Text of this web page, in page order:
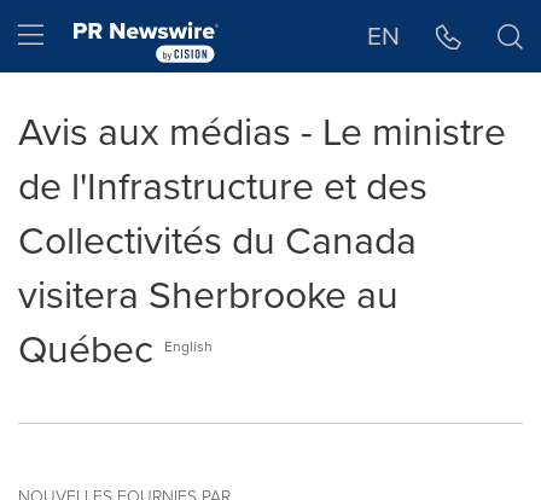
Hamburger menu EN
Avis aux médias - Le ministre
de l'Infrastructure et des
Collectivités du Canada
visitera Sherbrooke au
Québec
English